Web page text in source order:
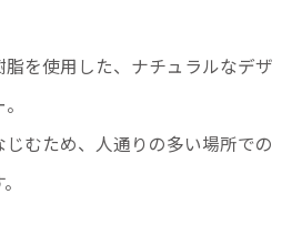
を使用した、ナチュラルなデザ
むため、人通りの多い場所での